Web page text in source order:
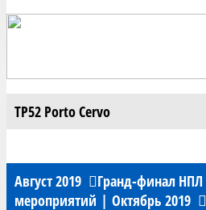
TP52 Porto Cervo
Август 2019 Гранд-финал НПЛ
мероприятий | Октябрь 2019